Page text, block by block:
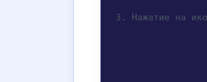
3. Нажатие на